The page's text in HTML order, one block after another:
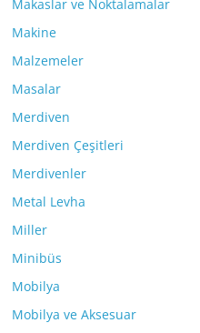
Makaslar ve Noktalamalar
Makine
Malzemeler
Masalar
Merdiven
Merdiven Çeşitleri
Merdivenler
Metal Levha
Miller
Minibüs
Mobilya
Mobilya ve Aksesuar